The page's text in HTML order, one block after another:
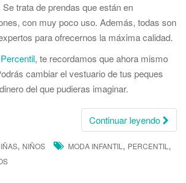
trata de prendas que están en
con muy poco uso. Además, todas son
para ofrecernos la máxima calidad.
Percentil, te recordamos que ahora mismo
cambiar el vestuario de tus peques
del que pudieras imaginar.
Continuar leyendo
, NIÑOS MODA INFANTIL , PERCENTIL ,